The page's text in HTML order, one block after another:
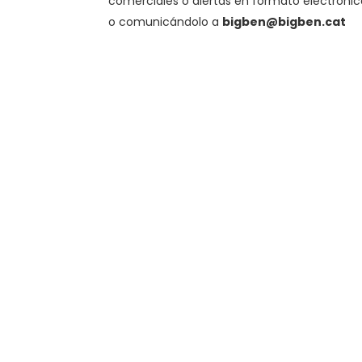
o comunicándolo a bigben@bigben.cat